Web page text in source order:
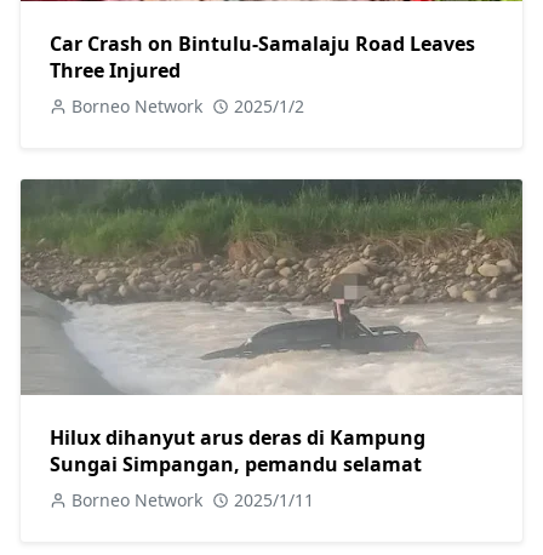
Car Crash on Bintulu-Samalaju Road Leaves
Three Injured
Borneo Network 2025/1/2
Hilux dihanyut arus deras di Kampung
Sungai Simpangan, pemandu selamat
Borneo Network 2025/1/11